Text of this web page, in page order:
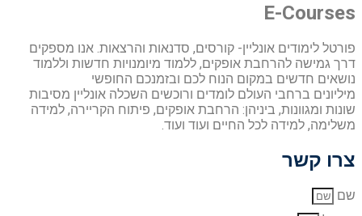
E-Courses
פורטל לימודים אונליין- קורסים, סדנאות והרצאות. אנו מספקים
דרך גמישה להרחבת אופקים, ללמוד מיומנויות חדשות וללמוד
נושאים חדשים במקום הנוח לכם ובזמנכם החופשי
מיליונים ברחבי העולם לומדים ורוכשים השכלה אונליין מסיבות
שונות ומגוונות, ביניהן: הרחבת אופקים, פיתוח הקריירה, למידה
משלימה, למידה לכל החיים ועוד ועוד.
צרו קשר
שם